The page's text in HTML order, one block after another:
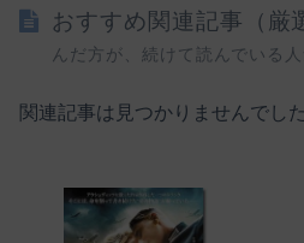
おすすめ関連記事（厳
んだ方が、続けて読んでいる人
関連記事は見つかりませんでした